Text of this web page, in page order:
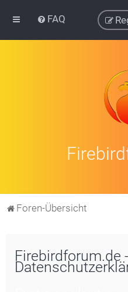
FAQ
Foren-Übersicht
Firebirdforum.de -